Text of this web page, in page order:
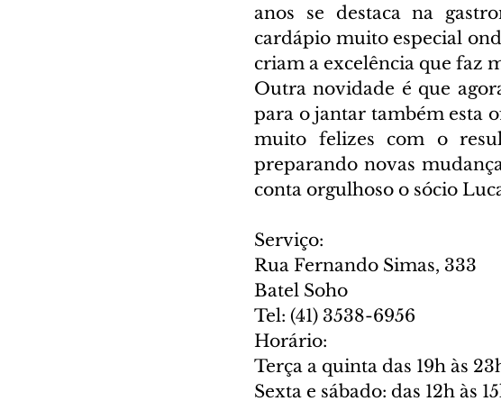
anos se destaca na
cardápio muito especial
criam a excelência que faz
Outra novidade é que
para o jantar também esta
muito felizes com o
preparando novas
conta orgulhoso o sócio
Serviço:
Rua Fernando Simas, 333
Batel Soho
Tel: (41) 3538-6956
Horário:
Terça a quinta das 19h às
Sexta e sábado: das 12h às